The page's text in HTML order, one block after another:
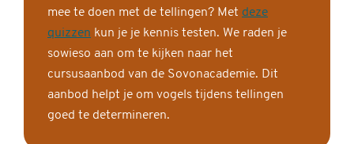
mee te doen met de tellingen? Met deze
quizzen kun je je kennis testen. We raden je
sowieso aan om te kijken naar het
cursusaanbod van de Sovonacademie. Dit
aanbod helpt je om vogels tijdens tellingen
goed te determineren.